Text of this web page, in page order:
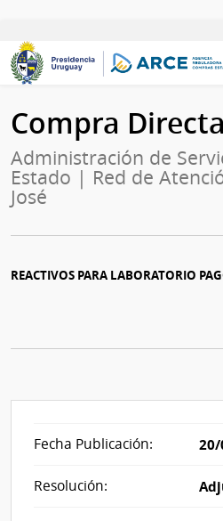
Compra
Administración de
Estado | Red de
José
REACTIVOS PARA LABORATORIO
Fecha Publicación: 20/
Resolución: